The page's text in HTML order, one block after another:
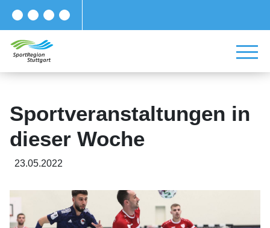
Sportveranstaltungen in
dieser Woche
23.05.2022